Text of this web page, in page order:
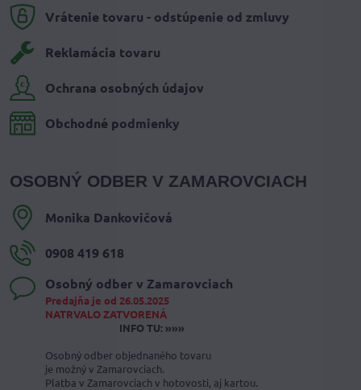
Vrátenie tovaru - odstúpenie od zmluvy
Reklamácia tovaru
Ochrana osobných údajov
Obchodné podmienky
OSOBNÝ ODBER V ZAMAROVCIACH
Monika Dankovičová
0908 419 618
Osobný odber v Zamarovciach
Predajňa je od 26.05.2025
NATRVALO ZATVORENÁ
INFO TU: »»»
Osobný odber objednaného tovaru
je možný v Zamarovciach.
Platba v Zamarovciach v hotovosti, aj kartou.